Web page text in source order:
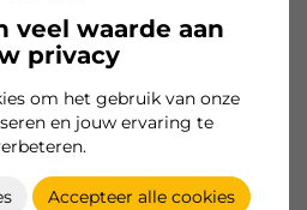
veel waarde aan
privacy
om het gebruik van onze
en jouw ervaring te
Accepteer alle cookies
worden